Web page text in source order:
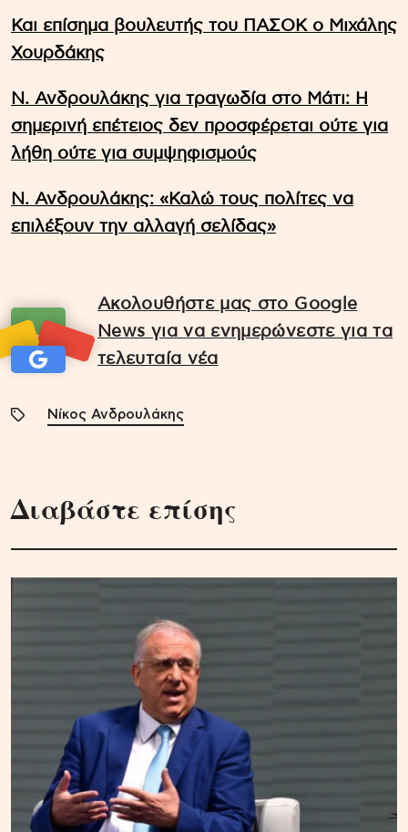
Και επίσημα βουλευτής του ΠΑΣΟΚ ο Μιχάλης
Χουρδάκης
Ν. Ανδρουλάκης για τραγωδία στο Μάτι: Η
σημερινή επέτειος δεν προσφέρεται ούτε για
λήθη ούτε για συμψηφισμούς
Ν. Ανδρουλάκης: «Καλώ τους πολίτες να
επιλέξουν την αλλαγή σελίδας»
Ακολουθήστε μας στο Google
News για να ενημερώνεστε για τα
τελευταία νέα
Νίκος Ανδρουλάκης
Διαβάστε επίσης